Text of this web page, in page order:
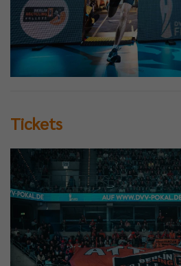
Tickets